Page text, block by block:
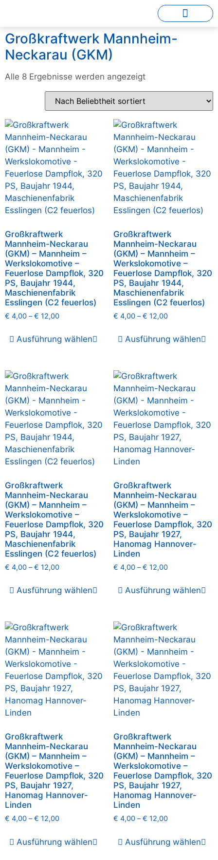
Großkraftwerk Mannheim-
Neckarau (GKM)
Alle 8 Ergebnisse werden angezeigt
Großkraftwerk
Mannheim-Neckarau
(GKM) – Mannheim –
Werkslokomotive –
Feuerlose Dampflok, 320
PS, Baujahr 1944,
Maschienenfabrik
Esslingen (C2 feuerlos)
€ 4,00 –€ 12,00
Ausführung wählen
Großkraftwerk
Mannheim-Neckarau
(GKM) – Mannheim –
Werkslokomotive –
Feuerlose Dampflok, 320
PS, Baujahr 1944,
Maschienenfabrik
Esslingen (C2 feuerlos)
€ 4,00–€ 12,00
Ausführung wählen
Großkraftwerk
Mannheim-Neckarau
(GKM) – Mannheim –
Werkslokomotive –
Feuerlose Dampflok, 320
PS, Baujahr 1944,
Maschienenfabrik
Esslingen (C2 feuerlos)
€ 4,00 –€ 12,00
Ausführung wählen
Großkraftwerk
Mannheim-Neckarau
(GKM) – Mannheim –
Werkslokomotive –
Feuerlose Dampflok, 320
PS, Baujahr 1927,
Hanomag Hannover-
Linden
€ 4,00–€ 12,00
Ausführung wählen
Großkraftwerk
Mannheim-Neckarau
(GKM) – Mannheim –
Werkslokomotive –
Feuerlose Dampflok, 320
PS, Baujahr 1927,
Hanomag Hannover-
Linden
€ 4,00 –€ 12,00
Ausführung wählen
Großkraftwerk
Mannheim-Neckarau
(GKM) – Mannheim –
Werkslokomotive –
Feuerlose Dampflok, 320
PS, Baujahr 1927,
Hanomag Hannover-
Linden
€ 4,00–€ 12,00
Ausführung wählen